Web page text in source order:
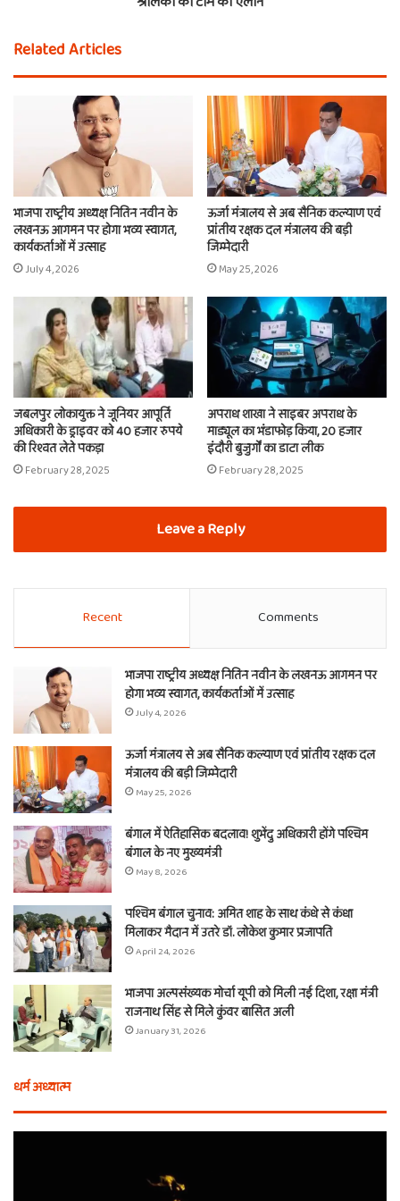
Related Articles
भाजपा राष्ट्रीय अध्यक्ष नितिन नवीन के
लखनऊ आगमन पर होगा भव्य स्वागत,
कार्यकर्ताओं में उत्साह
July 4, 2026
ऊर्जा मंत्रालय से अब सैनिक कल्याण एवं
प्रांतीय रक्षक दल मंत्रालय की बड़ी
जिम्मेदारी
May 25, 2026
जबलपुर लोकायुक्त ने जूनियर आपूर्ति
अधिकारी के ड्राइवर को 40 हजार रुपये
की रिश्वत लेते पकड़ा
February 28, 2025
अपराध शाखा ने साइबर अपराध के
माड्यूल का भंडाफोड़ किया, 20 हजार
इंदौरी बुजुर्गों का डाटा लीक
February 28, 2025
Leave a Reply
Recent Comments
भाजपा राष्ट्रीय अध्यक्ष नितिन नवीन के लखनऊ आगमन पर
होगा भव्य स्वागत, कार्यकर्ताओं में उत्साह
July 4, 2026
ऊर्जा मंत्रालय से अब सैनिक कल्याण एवं प्रांतीय रक्षक दल
मंत्रालय की बड़ी जिम्मेदारी
May 25, 2026
बंगाल में ऐतिहासिक बदलाव! शुभेंदु अधिकारी होंगे पश्चिम
बंगाल के नए मुख्यमंत्री
May 8, 2026
पश्चिम बंगाल चुनाव: अमित शाह के साथ कंधे से कंधा
मिलाकर मैदान में उतरे डॉ. लोकेश कुमार प्रजापति
April 24, 2026
भाजपा अल्पसंख्यक मोर्चा यूपी को मिली नई दिशा, रक्षा मंत्री
राजनाथ सिंह से मिले कुंवर बासित अली
January 31, 2026
धर्म अध्यात्म